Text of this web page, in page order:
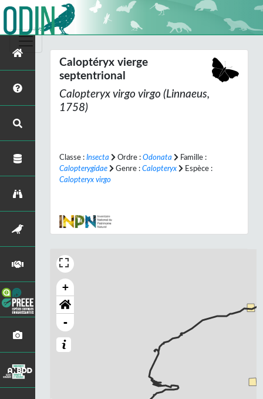
Caloptéryx vierge
septentrional
Calopteryx virgo virgo (Linnaeus,
1758)
Classe : Insecta Ordre : Odonata
Famille :
Calopterygidae
Genre : Calopteryx
Espèce :
Calopteryx virgo
+
-